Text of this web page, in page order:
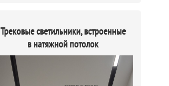
Трековые светильники, встроенные
в натяжной потолок